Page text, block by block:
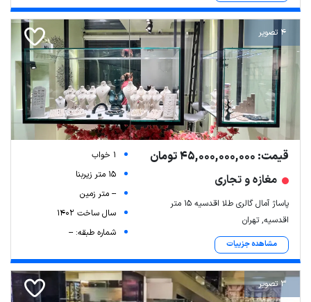
4 تصویر
قیمت: 45,000,000,000 تومان
مغازه و تجاری
پاساژ آمال گالری طلا اقدسیه ۱۵ متر
اقدسیه, تهران
مشاهده جزییات
1 خواب
15 متر زیربنا
-- متر زمین
سال ساخت 1402
شماره طبقه: --
3 تصویر